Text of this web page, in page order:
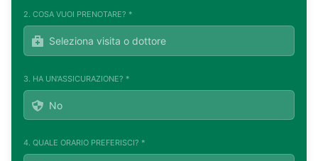
2. COSA VUOI PRENOTARE? *
3. HA UN'ASSICURAZIONE? *
4. QUALE ORARIO PREFERISCI? *